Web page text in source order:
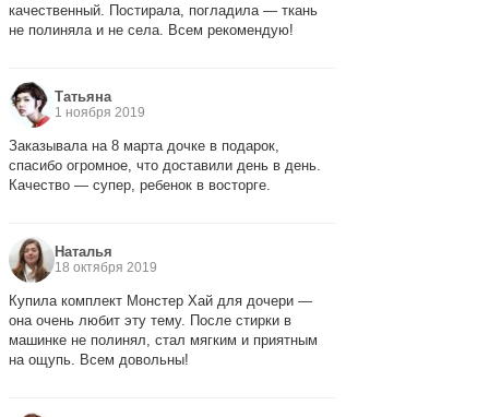
качественный. Постирала, погладила — ткань
не полиняла и не села. Всем рекомендую!
Татьяна
1 ноября 2019
Заказывала на 8 марта дочке в подарок,
спасибо огромное, что доставили день в день.
Качество — супер, ребенок в восторге.
Наталья
18 октября 2019
Купила комплект Монстер Хай для дочери —
она очень любит эту тему. После стирки в
машинке не полинял, стал мягким и приятным
на ощупь. Всем довольны!